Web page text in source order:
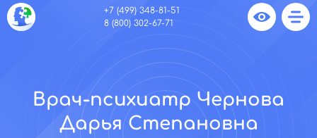
+7 (499) 348-81-51
8 (800) 302-67-71
Врач-психиатр Чернова
Дарья Степановна